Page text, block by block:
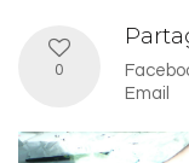
0
Email